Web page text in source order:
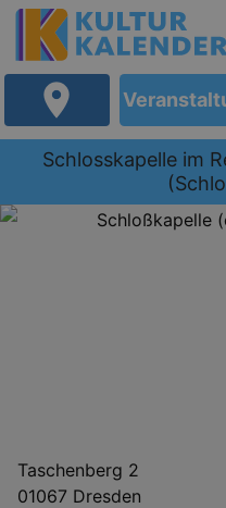
Schlosskapelle im
Taschenberg 2
01067 Dresden